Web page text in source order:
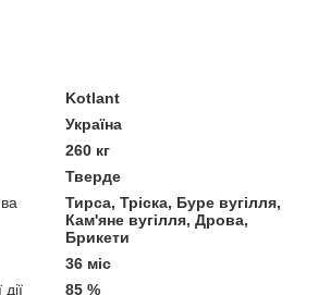
Kotlant
Україна
260 кг
Тверде
Тирса, Тріска, Буре вугілля,
Кам'яне вугілля, Дрова,
Брикети
36 міс
85 %